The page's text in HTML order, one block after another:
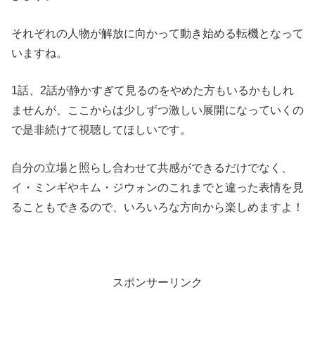
それぞれの人物が解放に向かって動き始める転機となって
いますね。
1話、2話が静かすぎて見るのをやめた方もいるかもしれ
ませんが、ここからは少しずつ激しい展開になっていくの
で是非続けて視聴してほしいです。
自分の立場と照らし合わせて共感ができるだけでなく、
イ・ミンギやキム・ジウォンのこれまでと違った表情を見
ることもできるので、いろいろな方向から楽しめますよ！
スポンサーリンク